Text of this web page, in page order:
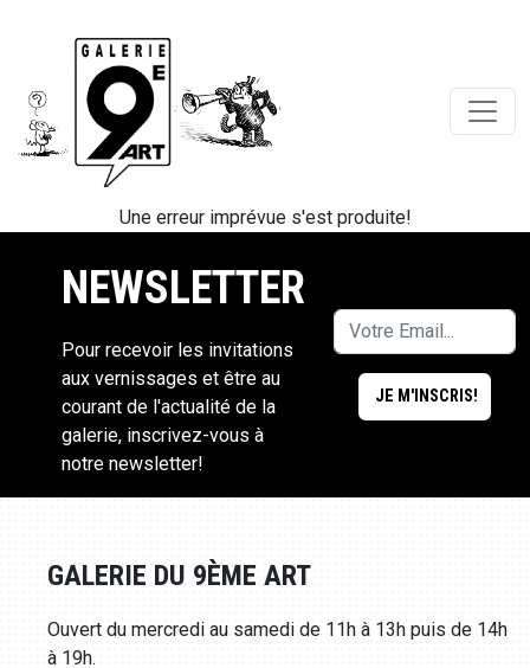
Une erreur imprévue s'est produite!
NEWSLETTER
Pour recevoir les invitations
aux vernissages et être au
courant de l'actualité de la
galerie, inscrivez-vous à
notre newsletter!
GALERIE DU 9ÈME ART
Ouvert du mercredi au samedi de 11h à 13h puis de 14h
à 19h.